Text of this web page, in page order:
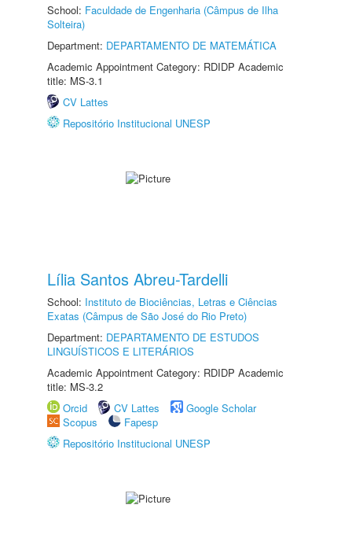
School: Faculdade de Engenharia (Câmpus de Ilha
Solteira)
Department: DEPARTAMENTO DE MATEMÁTICA
Academic Appointment Category: RDIDP Academic
title: MS-3.1
CV Lattes
Repositório Institucional UNESP
Lília Santos Abreu-Tardelli
School: Instituto de Biociências, Letras e Ciências
Exatas (Câmpus de São José do Rio Preto)
Department: DEPARTAMENTO DE ESTUDOS
LINGUÍSTICOS E LITERÁRIOS
Academic Appointment Category: RDIDP Academic
title: MS-3.2
Orcid
CV Lattes
Google Scholar
Scopus
Fapesp
Repositório Institucional UNESP